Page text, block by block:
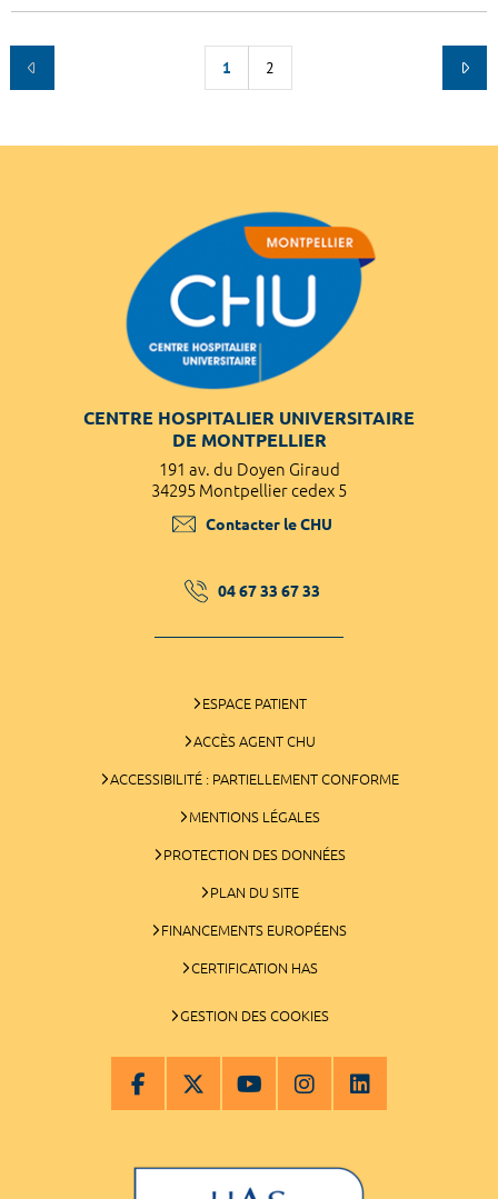
1 2
CENTRE HOSPITALIER UNIVERSITAIRE
DE MONTPELLIER
191 av. du Doyen Giraud
34295 Montpellier cedex 5
Contacter le CHU
04 67 33 67 33
ESPACE PATIENT
ACCÈS AGENT CHU
ACCESSIBILITÉ : PARTIELLEMENT CONFORME
MENTIONS LÉGALES
PROTECTION DES DONNÉES
PLAN DU SITE
FINANCEMENTS EUROPÉENS
CERTIFICATION HAS
GESTION DES COOKIES